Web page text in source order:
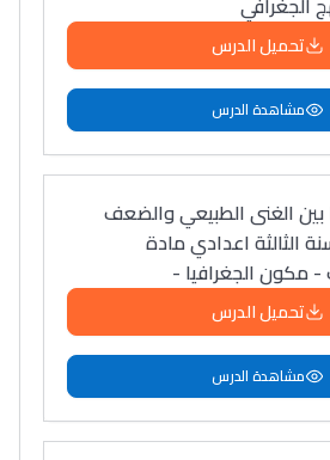
تحميل الدرس
مشاهدة الدرس
بين الغنى الطبيعي والضعف
الثالثة اعدادي مادة
- مكون الجغرافيا -
تحميل الدرس
مشاهدة الدرس